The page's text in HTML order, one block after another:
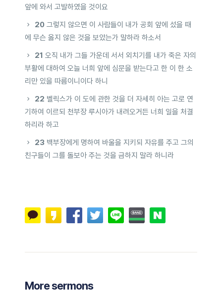
앞에 와서 고발하였을 것이요
20그렇지 않으면 이 사람들이 내가 공회 앞에 섰을 때
에 무슨 옳지 않은 것을 보았는가 말하라 하소서
21 오직 내가 그들 가운데 서서 외치기를 내가 죽은 자의
부활에 대하여 오늘 너희 앞에 심문을 받는다고 한 이 한 소
리만 있을 따름이니이다 하니
22 벨릭스가 이 도에 관한 것을 더 자세히 아는 고로 연
기하여 이르되 천부장 루시아가 내려오거든 너희 일을 처결
하리라 하고
23백부장에게 명하여 바울을 지키되 자유를 주고 그의
친구들이 그를 돌보아 주는 것을 금하지 말라 하니라
More sermons